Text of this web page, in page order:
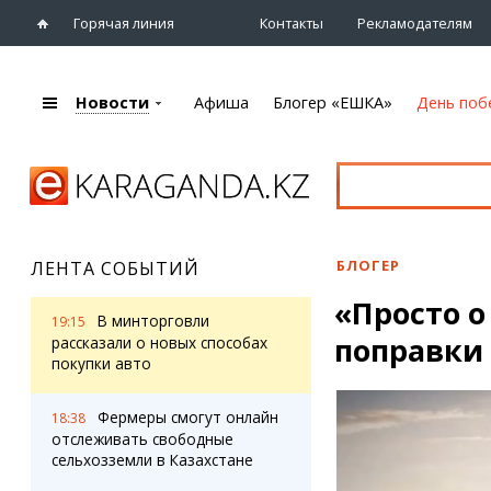
Горячая линия Контакты Рекламодателям
Караганды
eTV
Рассылка новостей
Персоны
Афиша
Театры
Спорт
Выставки
Цирк и зоопарк
Блогер «ЕШКА»
Лента блогера
Новости Афиша Блогер «ЕШКА» День
ЛЕНТА СОБЫТИЙ
19:15
В минторговли
рассказали о новых способах
покупки авто
18:38
Фермеры смогут онлайн
отслеживать свободные
сельхозземли в Казахстане
БЛОГЕР
«Просто